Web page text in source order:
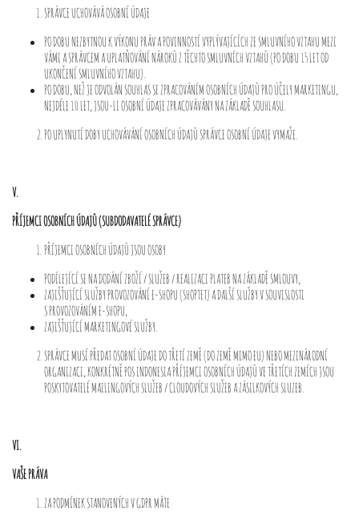
SPRÁVCE UCHOVÁVÁ OSOBNÍ ÚDAJE
PO DOBU NEZBYTNOU K VÝKONU PRÁV A POVINNOSTÍ VYPLÝVAJÍCÍCH ZE SMLUVNÍHO VZTAHU MEZI
VÁMI A SPRÁVCEM A UPLATŇOVÁNÍ NÁROKŮ Z TĚCHTO SMLUVNÍCH VZTAHŮ (PO DOBU 15 LET OD
UKONČENÍ SMLUVNÍHO VZTAHU).
PO DOBU, NEŽ JE ODVOLÁN SOUHLAS SE ZPRACOVÁNÍM OSOBNÍCH ÚDAJŮ PRO ÚČELY MARKETINGU,
NEJDÉLE 10 LET, JSOU-LI OSOBNÍ ÚDAJE ZPRACOVÁVÁNY NA ZÁKLADĚ SOUHLASU.
PO UPLYNUTÍ DOBY UCHOVÁVÁNÍ OSOBNÍCH ÚDAJŮ SPRÁVCE OSOBNÍ ÚDAJE VYMAŽE.
V.
PŘÍJEMCI OSOBNÍCH ÚDAJŮ (SUBDODAVATELÉ SPRÁVCE)
PŘÍJEMCI OSOBNÍCH ÚDAJŮ JSOU OSOBY
PODÍLEJÍCÍ SE NA DODÁNÍ ZBOŽÍ / SLUŽEB / REALIZACI PLATEB NA ZÁKLADĚ SMLOUVY,
ZAJIŠŤUJÍCÍ SLUŽBY PROVOZOVÁNÍ E-SHOPU (SHOPTET) A DALŠÍ SLUŽBY V SOUVISLOSTI
S PROVOZOVÁNÍM E-SHOPU,
ZAJIŠŤUJÍCÍ MARKETINGOVÉ SLUŽBY.
SPRÁVCE MUSÍ PŘEDAT OSOBNÍ ÚDAJE DO TŘETÍ ZEMĚ (DO ZEMĚ MIMO EU) NEBO MEZINÁRODNÍ
ORGANIZACI, KONKRÉTNĚ POS INDONESIA PŘÍJEMCI OSOBNÍCH ÚDAJŮ VE TŘETÍCH ZEMÍCH JSOU
POSKYTOVATELÉ MAILINGOVÝCH SLUŽEB / CLOUDOVÝCH SLUŽEB A ZÁSILKOVÝCH SLUZEB.
VI.
VAŠE PRÁVA
ZA PODMÍNEK STANOVENÝCH V GDPR MÁTE